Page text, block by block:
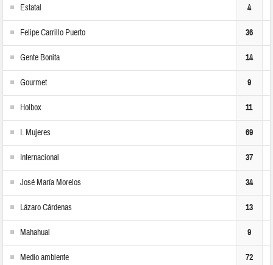
Estatal 4
Felipe Carrillo Puerto 36
Gente Bonita 14
Gourmet 9
Holbox 11
I. Mujeres 69
Internacional 37
José María Morelos 34
Lázaro Cárdenas 13
Mahahual 9
Medio ambiente 72